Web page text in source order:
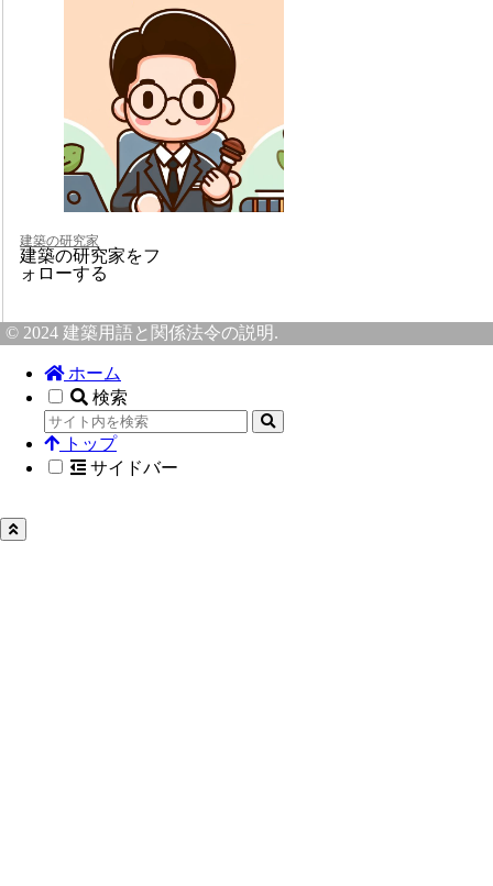
建築の研究家
建築の研究家をフ
ォローする
© 2024 建築用語と関係法令の説明.
ホーム
検索
トップ
サイドバー